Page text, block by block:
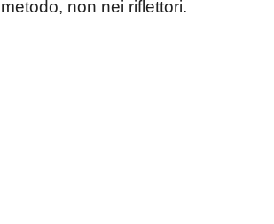
non nei riflettori.